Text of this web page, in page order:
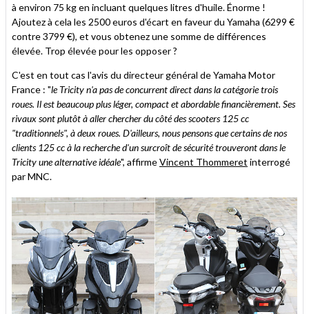
à environ 75 kg en incluant quelques litres d'huile. Énorme !
Ajoutez à cela les 2500 euros d'écart en faveur du Yamaha (6299 €
contre 3799 €), et vous obtenez une somme de différences
élevée. Trop élevée pour les opposer ?
C'est en tout cas l'avis du directeur général de Yamaha Motor
France : "le Tricity n'a pas de concurrent direct dans la catégorie trois
roues. Il est beaucoup plus léger, compact et abordable financièrement. Ses
rivaux sont plutôt à aller chercher du côté des scooters 125 cc
"traditionnels", à deux roues. D'ailleurs, nous pensons que certains de nos
clients 125 cc à la recherche d'un surcroît de sécurité trouveront dans le
Tricity une alternative idéale", affirmeVincent Thommeret interrogé
par MNC.